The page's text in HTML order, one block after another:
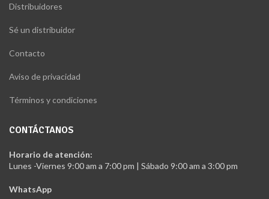
Distribuidores
Sé un distribuidor
Contacto
Aviso de privacidad
Términos y condiciones
CONTÁCTANOS
Horario de atención:
Lunes -Viernes 9:00 am a 7:00 pm | Sábado 9:00 am a 3:00 pm
WhatsApp